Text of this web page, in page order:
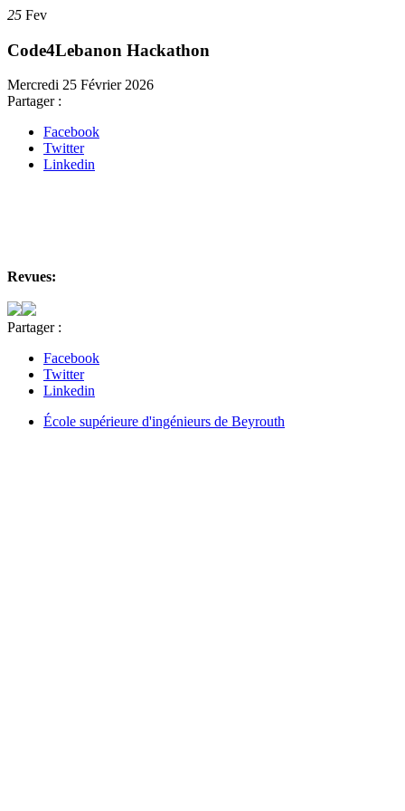
25 Fev
Code4Lebanon Hackathon
Mercredi 25 Février 2026
Partager :
Facebook
Twitter
Linkedin
Revues:
Partager :
Facebook
Twitter
Linkedin
École supérieure d'ingénieurs de Beyrouth